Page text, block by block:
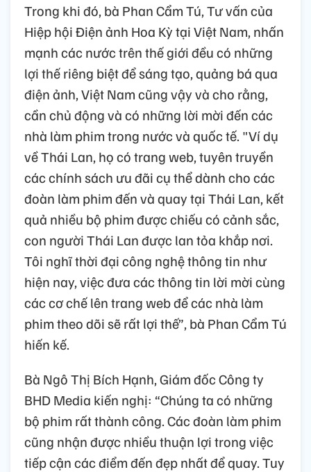
Trong khi đó, bà Phan Cẩm Tú, Tư vấn của
Hiệp hội Điện ảnh Hoa Kỳ tại Việt Nam, nhấn
mạnh các nước trên thế giới đều có những
lợi thế riêng biệt để sáng tạo, quảng bá qua
điện ảnh, Việt Nam cũng vậy và cho rằng,
cần chủ động và có những lời mời đến các
nhà làm phim trong nước và quốc tế. "Ví dụ
về Thái Lan, họ có trang web, tuyên truyền
các chính sách ưu đãi cụ thể dành cho các
đoàn làm phim đến và quay tại Thái Lan, kết
quả nhiều bộ phim được chiếu có cảnh sắc,
con người Thái Lan được lan tỏa khắp nơi.
Tôi nghĩ thời đại công nghệ thông tin như
hiện nay, việc đưa các thông tin lời mời cùng
các cơ chế lên trang web để các nhà làm
phim theo dõi sẽ rất lợi thế”, bà Phan Cẩm Tú
hiến kế.
Bà Ngô Thị Bích Hạnh, Giám đốc Công ty
BHD Media kiến nghị: “Chúng ta có những
bộ phim rất thành công. Các đoàn làm phim
cũng nhận được nhiều thuận lợi trong việc
tiếp cận các điểm đến đẹp nhất để quay. Tuy